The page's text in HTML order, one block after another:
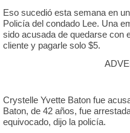
Eso sucedió esta semana en
Policía del condado Lee. Una
sido acusada de quedarse con
cliente y pagarle solo $5.
Crystelle Yvette Baton fue
Baton, de 42 años, fue
equivocado, dijo la policía.